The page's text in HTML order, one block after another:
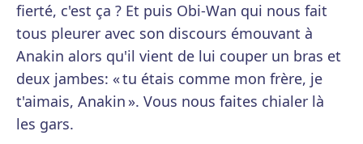
fierté, c'est ça ? Et puis Obi-Wan qui nous fait
tous pleurer avec son discours émouvant à
Anakin alors qu'il vient de lui couper un bras et
deux jambes: « tu étais comme mon frère, je
t'aimais, Anakin ». Vous nous faites chialer là
les gars.